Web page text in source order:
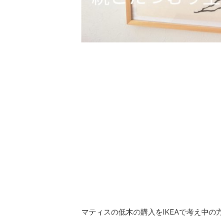
マティスの低木の購入をIKEAで考え中の